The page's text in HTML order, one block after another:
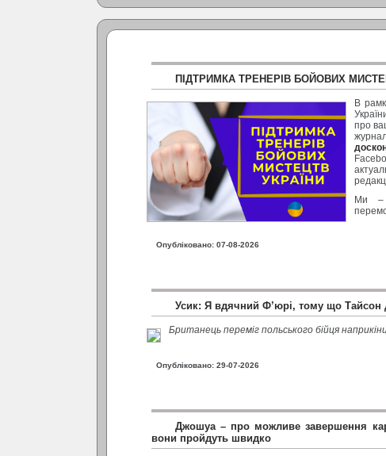
ПІДТРИМКА ТРЕНЕРІВ БОЙОВИХ
В
про
Ми –
Опубліковано: 07-08-2026
Усик: Я вдячний Ф’юрі, тому що Тайсон
Британець переміг польського бійця
Опубліковано: 29-07-2026
Джошуа – про можливе завершення
вони пройдуть швидко